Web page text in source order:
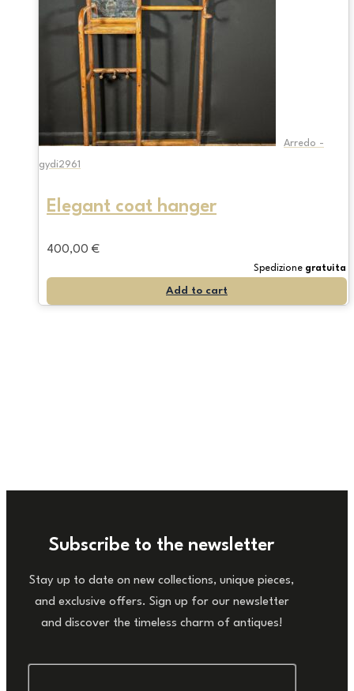
Arredo -
gydi2961
Elegant coat hanger
400,00 €
Spedizione gratuita
Add to cart
Subscribe to the newsletter
Stay up to date on new collections, unique pieces,
and exclusive offers. Sign up for our newsletter
and discover the timeless charm of antiques!